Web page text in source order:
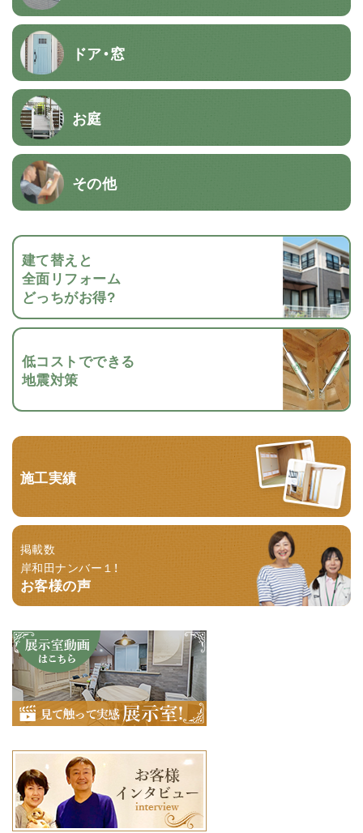
ドア・窓
お庭
その他
建て替えと
全面リフォーム
どっちがお得?
低コストでできる
地震対策
施工実績
掲載数
岸和田ナンバー１！
お客様の声